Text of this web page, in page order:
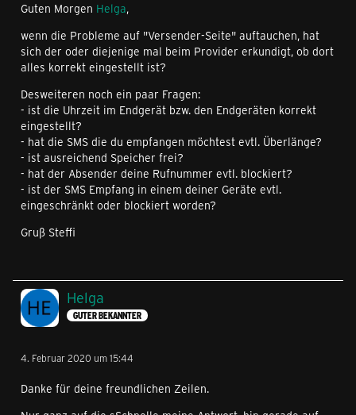
Guten Morgen Helga,
wenn die Probleme auf "Versender-Seite" auftauchen, hat
sich der oder diejenige mal beim Provider erkundigt, ob dort
alles korrekt eingestellt ist?
Desweiteren noch ein paar Fragen:
- ist die Uhrzeit im Endgerät bzw. den Endgeräten korrekt
eingestellt?
- hat die SMS die du empfangen möchtest evtl. Überlänge?
- ist ausreichend Speicher frei?
- hat der Absender deine Rufnummer evtl. blockiert?
- ist der SMS Empfang in einem deiner Geräte evtl.
eingeschränkt oder blockiert worden?
Gruß Steffi
Helga
GUTER BEKANNTER
4. Februar 2020 um 15:44
Danke für deine freundlichen Zeilen.